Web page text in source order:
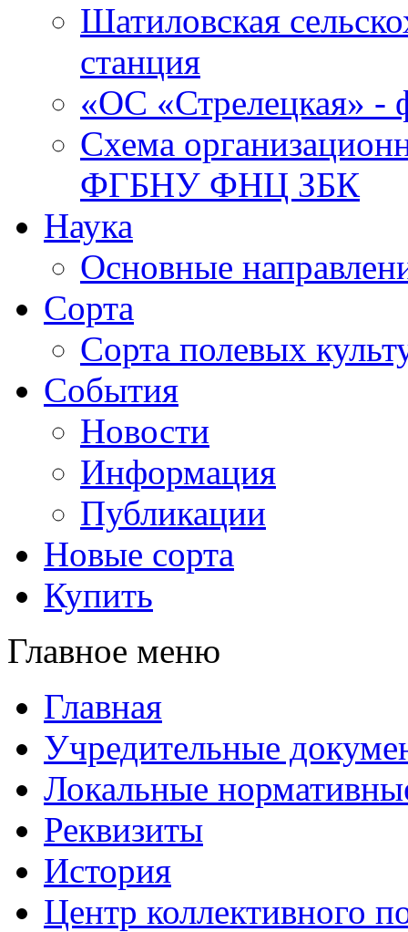
Шатиловская
станция
«ОС «Стрелецкая»
Схема
ФГБНУ ФНЦ ЗБК
Наука
Основные
Сорта
Сорта полевых
События
Новости
Информация
Публикации
Новые сорта
Купить
Главное меню
Главная
Учредительные
Локальные
Реквизиты
История
Центр коллективного